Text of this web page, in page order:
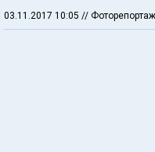
03.11.2017 10:05 //